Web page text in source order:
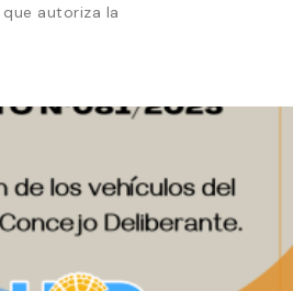
que autoriza la